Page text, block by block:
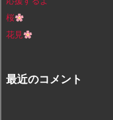
桜
花見
最近のコメント